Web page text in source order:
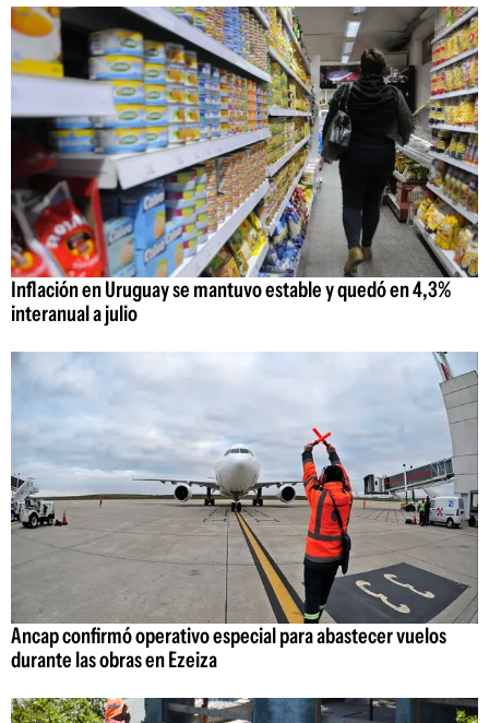
Inflación en Uruguay se mantuvo estable y quedó en 4,3%
interanual a julio
Ancap confirmó operativo especial para abastecer vuelos
durante las obras en Ezeiza